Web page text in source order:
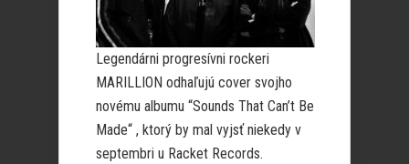
Legendárni progresívni rockeri
MARILLION odhaľujú cover svojho
novému albumu “Sounds That Can’t Be
Made“ , ktorý by mal vyjsť niekedy v
septembri u Racket Records.